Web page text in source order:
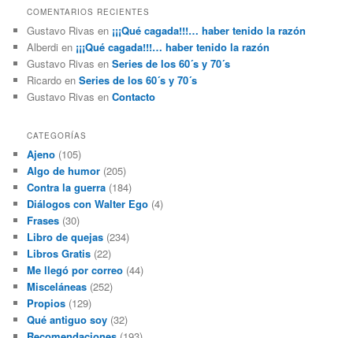
COMENTARIOS RECIENTES
Gustavo Rivas en ¡¡¡Qué cagada!!!… haber tenido la razón
Alberdi en ¡¡¡Qué cagada!!!… haber tenido la razón
Gustavo Rivas enSeries de los 60´s y 70´s
Ricardo enSeries de los 60´s y 70´s
Gustavo Rivas enContacto
CATEGORÍAS
Ajeno (105)
Algo de humor (205)
Contra la guerra (184)
Diálogos con Walter Ego (4)
Frases (30)
Libro de quejas (234)
Libros Gratis (22)
Me llegó por correo (44)
Misceláneas (252)
Propios (129)
Qué antiguo soy (32)